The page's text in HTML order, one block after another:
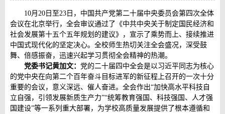
10月20日至23日，中国共产党第二十届中央委员会第四次全体
会议在北京举行，全会审议通过了《中共中央关于制定国民经济和
社会发展第十五个五年规划的建议》，宣示了乘势而上、接续推进
中国式现代化的坚定决心。全校师生热切关注全会盛况，深受鼓
舞、倍感振奋，迅速兴起学习贯彻全会精神的热潮。
党委书记黄加文： 党的二十届四中全会是以习近平同志为核心
的党中央在向第二个百年奋斗目标进军的新征程上召开的一次十分
重要的会议，意义深远、催人奋进。全会作出“加快高水平科技自
立自强，引领发展新质生产力”“统筹教育强国、科技强国、人才强
国建设”等一系列重大部署，为学校高质量发展提供了根本遵循和